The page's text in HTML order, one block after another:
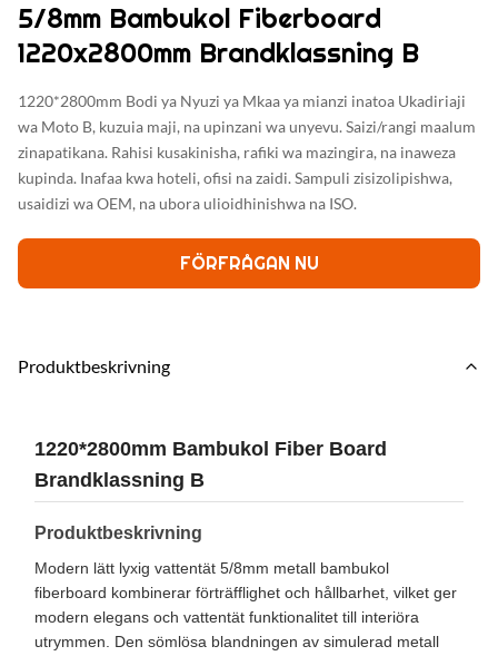
5/8mm Bambukol Fiberboard
1220x2800mm Brandklassning B
1220*2800mm Bodi ya Nyuzi ya Mkaa ya mianzi inatoa Ukadiriaji
wa Moto B, kuzuia maji, na upinzani wa unyevu. Saizi/rangi maalum
zinapatikana. Rahisi kusakinisha, rafiki wa mazingira, na inaweza
kupinda. Inafaa kwa hoteli, ofisi na zaidi. Sampuli zisizolipishwa,
usaidizi wa OEM, na ubora ulioidhinishwa na ISO.
FÖRFRÅGAN NU
Produktbeskrivning
1220*2800mm Bambukol Fiber Board
Brandklassning B
Produktbeskrivning
Modern lätt lyxig vattentät 5/8mm metall bambukol
fiberboard kombinerar förträfflighet och hållbarhet, vilket ger
modern elegans och vattentät funktionalitet till interiöra
utrymmen. Den sömlösa blandningen av simulerad metall